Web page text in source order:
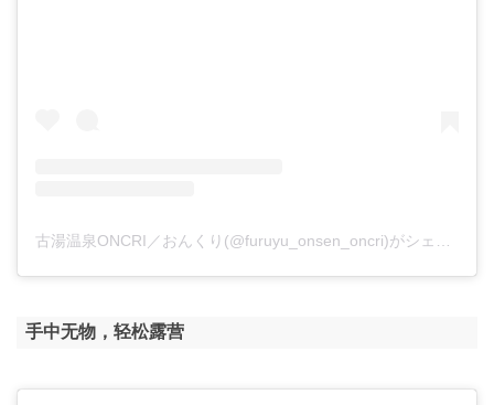
手中无物，轻松露营